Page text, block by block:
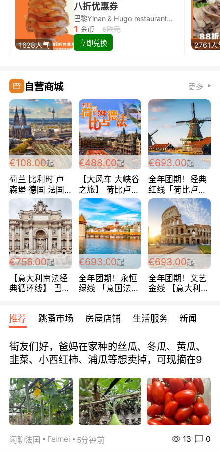
1628人气
八折优惠券
巴黎Yinan & Hugo restaurant除简餐类全场8折
1 金币
5欧元
立即兑换
2761人
自营商城 更多
€108.00起
荷兰 比利时 卢
森堡 德国 法国
超爽玩遍西欧 循
环线 全程四星宾
馆 108欧/人/天
€488.00起
【大风车 大峡谷
之旅】 荷比卢德
法 巴黎上下 经
典五国四日游
488欧/人
€693.00起
全年团期！经典
红线「荷比卢德
法」七天循环 五
国 仅售99欧/人/
天！巴黎上下！
包拼房~
€756.00起
【意大利南法经
典循环线】 巴黎
宾馆 108欧/天起
全程756欧/位
€693.00起
全年团期！永恒
绿线 「意国法
欧/天起 ~包拼房
€693.00起
全年团期！文艺
金线 【意大利一
每周铁发！
推荐 跳蚤市场 房屋店铺 生活服务 新闻
街友们好，爸妈在家种的丝瓜、冬瓜、黄瓜、
韭菜、小西红柿、浦瓜等想卖掉，可现摘在9
闲聊法国 Feimei 5分钟前 13 0